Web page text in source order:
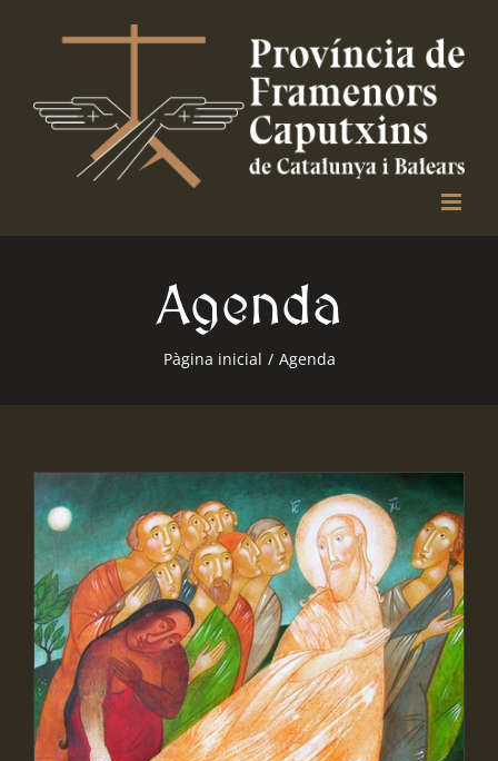
Agenda
Pàgina inicial / Agenda